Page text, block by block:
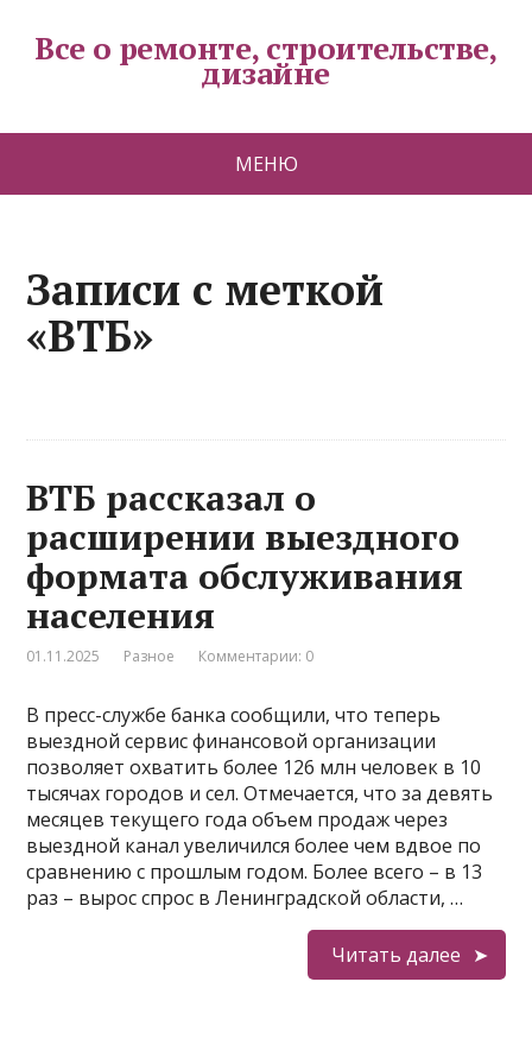
Все о ремонте, строительстве,
дизайне
МЕНЮ
Записи с меткой
«ВТБ»
ВТБ рассказал о
расширении выездного
формата обслуживания
населения
01.11.2025 Разное Комментарии: 0
В пресс-службе банка сообщили, что теперь
выездной сервис финансовой организации
позволяет охватить более 126 млн человек в 10
тысячах городов и сел. Отмечается, что за девять
месяцев текущего года объем продаж через
выездной канал увеличился более чем вдвое по
сравнению с прошлым годом. Более всего – в 13
раз – вырос спрос в Ленинградской области, …
Читать далее